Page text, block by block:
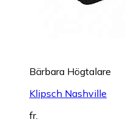
Bärbara Högtalare
Klipsch Nashville
fr.